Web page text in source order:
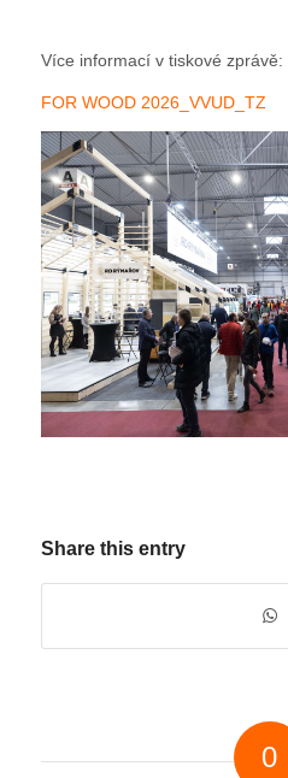
Více informací v tiskové zprávě:
FOR WOOD 2026_VVUD_TZ
Share this entry
0